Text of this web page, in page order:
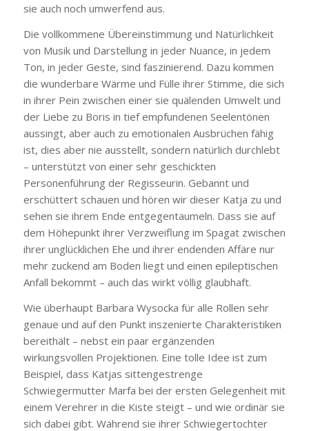
sie auch noch umwerfend aus.
Die vollkommene Übereinstimmung und Natürlichkeit
von Musik und Darstellung in jeder Nuance, in jedem
Ton, in jeder Geste, sind faszinierend. Dazu kommen
die wunderbare Wärme und Fülle ihrer Stimme, die sich
in ihrer Pein zwischen einer sie quälenden Umwelt und
der Liebe zu Boris in tief empfundenen Seelentönen
aussingt, aber auch zu emotionalen Ausbrüchen fähig
ist, dies aber nie ausstellt, sondern natürlich durchlebt
– unterstützt von einer sehr geschickten
Personenführung der Regisseurin. Gebannt und
erschüttert schauen und hören wir dieser Katja zu und
sehen sie ihrem Ende entgegentaumeln. Dass sie auf
dem Höhepunkt ihrer Verzweiflung im Spagat zwischen
ihrer unglücklichen Ehe und ihrer endenden Affäre nur
mehr zuckend am Boden liegt und einen epileptischen
Anfall bekommt – auch das wirkt völlig glaubhaft.
Wie überhaupt Barbara Wysocka für alle Rollen sehr
genaue und auf den Punkt inszenierte Charakteristiken
bereithält – nebst ein paar ergänzenden
wirkungsvollen Projektionen. Eine tolle Idee ist zum
Beispiel, dass Katjas sittengestrenge
Schwiegermutter Marfa bei der ersten Gelegenheit mit
einem Verehrer in die Kiste steigt – und wie ordinär sie
sich dabei gibt. Während sie ihrer Schwiegertochter